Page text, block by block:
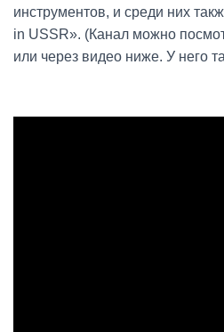
инструментов, и среди них
in USSR». (Канал можно
или через видео ниже. У него